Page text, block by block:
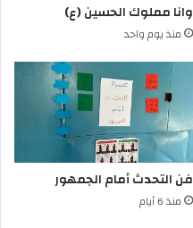
وانا مملوك الحسين (ع)
منذ يوم واحد
فن التحدث أمام الجمهور
منذ 6 أيام